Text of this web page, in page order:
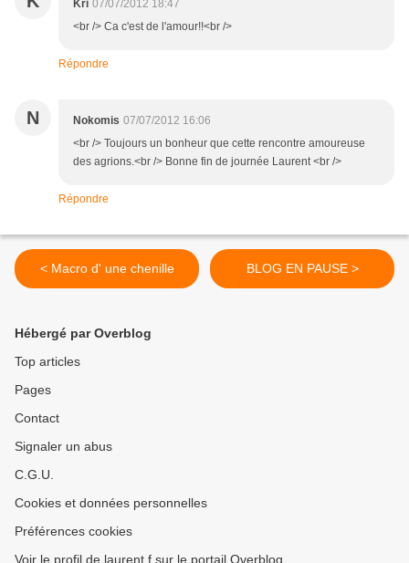
Kri 07/07/2012 18:47
<br /> Ca c'est de l'amour!!<br />
Répondre
N Nokomis 07/07/2012 16:06
<br /> Toujours un bonheur que cette rencontre amoureuse
des agrions.<br /> Bonne fin de journée Laurent <br />
Répondre
< Macro d' une chenille BLOG EN PAUSE >
Hébergé par Overblog
Top articles
Pages
Contact
Signaler un abus
C.G.U.
Cookies et données personnelles
Préférences cookies
Voir le profil de laurent.f sur le portail Overblog